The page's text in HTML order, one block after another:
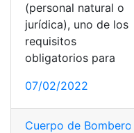
(personal natural o
jurídica), uno de los
requisitos
obligatorios para
07/02/2022
Cuerpo de Bomberos